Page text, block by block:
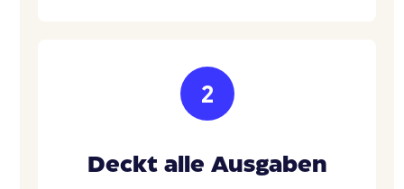
2
Deckt alle Ausgaben